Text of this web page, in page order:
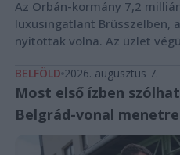
Az Orbán-kormány 7,2
luxusingatlant Brüsszelben,
nyitottak volna. Az üzlet
BELFÖLD 2026. augusztus 7.
Most első ízben
Belgrád-vonal